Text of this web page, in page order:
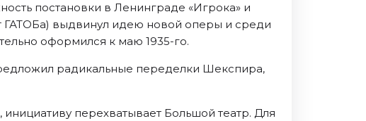
постановки в Ленинграде «Игрока» и
ГАТОБа) выдвинул идею новой оперы и среди
оформился к маю 1935-го.
радикальные переделки Шекспира,
перехватывает Большой театр. Для